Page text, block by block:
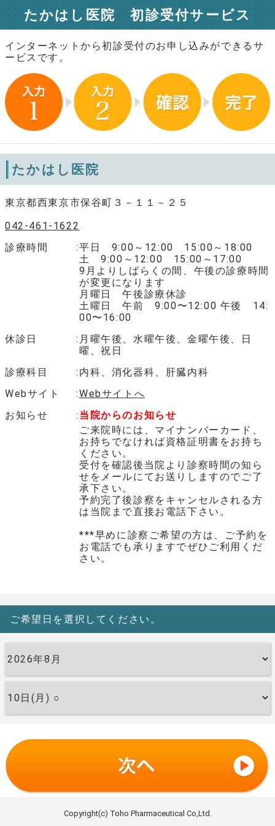
たかはし医院 初診受付サービス
インターネットから初診受付のお申し込みができるサ
ービスです。
たかはし医院
東京都西東京市保谷町３－１１－２５
042-461-1622
診療時間
平日 9:00～12:00 15:00～18:00
土 9:00～12:00 15:00～17:00
9月よりしばらくの間、午後の診療時間
が変更になります
月曜日 午後診療休診
土曜日 午前 9:00〜12:00 午後 14:
00〜16:00
休診日
月曜午後、水曜午後、金曜午後、日
曜、祝日
診療科目
内科、消化器科、肝臓内科
Webサイト
Webサイトへ
お知らせ
当院からのお知らせ
ご来院時には、マイナンバーカード、
お持ちでなければ資格証明書をお持ち
ください。
受付を確認後当院より診察時間の知ら
せをメールにてお送りしますのでご了
承下さい。
予約完了後診察をキャンセルされる方
は当院まで直接お電話下さい。
***早めに診察ご希望の方は、ご予約を
お電話でも承りますでぜひご利用くだ
さい。
ご希望日を選択してください。
Copyright(c) Toho Pharmaceutical Co,Ltd.